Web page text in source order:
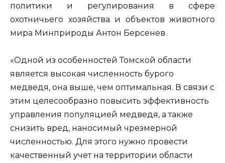
политики и регулирования в сфере
охотничьего хозяйства и объектов животного
мира Минприроды Антон Берсенев.
«Одной из особенностей Томской области
является высокая численность бурого
медведя, она выше, чем оптимальная. В связи с
этим целесообразно повысить эффективность
управления популяцией медведя, а также
снизить вред, наносимый чрезмерной
численностью. Для этого нужно провести
качественный учет на территории области